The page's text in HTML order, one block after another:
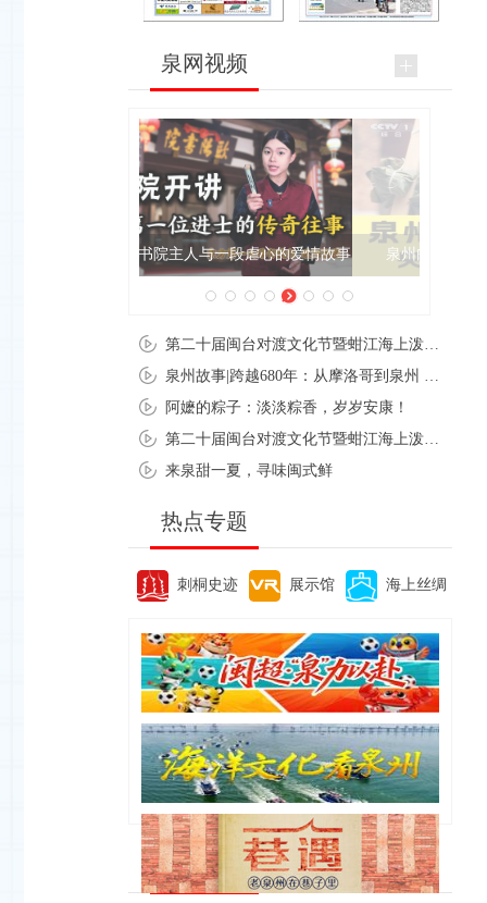
泉网视频
泉州肉粽亮相央视《新闻联播》
阿嬷的粽子：淡淡粽香，岁岁安康！
来泉甜一夏，寻味闽式鲜
热点专题
刺桐史迹 展示馆 海上丝绸
便民资讯